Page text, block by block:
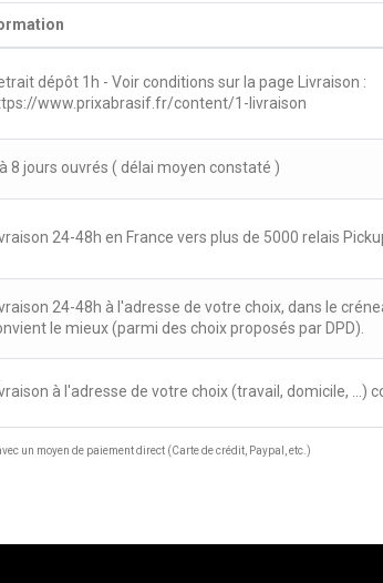
dépôt 1h - Voir conditions sur la page Livraison :
www.prixabrasif.fr/content/1-livraison
8 jours ouvrés ( délai moyen constaté )
24-48h en France vers plus de 5000 relais
24-48h à l'adresse de votre choix, dans le
le mieux (parmi des choix proposés par DPD).
à l'adresse de votre choix (travail, domicile, ...)
un moyen de paiement direct (Carte de crédit, Paypal, etc.)